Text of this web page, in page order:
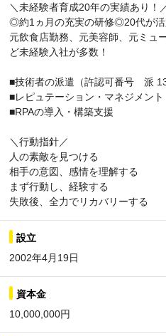
＼未経験者育成20年の実績あり！
◎約1ヵ月の充実の研修◎20代が
元飲食店勤務、元美容師、元ミュ
ど未経験入社が多数！
■技術者の派遣（許認可番号 派
■レピュテーション・マネジメント
■RPAの導入・構築支援
＼行動指針／
人の素敵を見つける
相手の意図、感情を理解する
まず行動し、経験する
失敗後、全力でリカバリーする
設立
2002年4月19日
資本金
10,000,000円